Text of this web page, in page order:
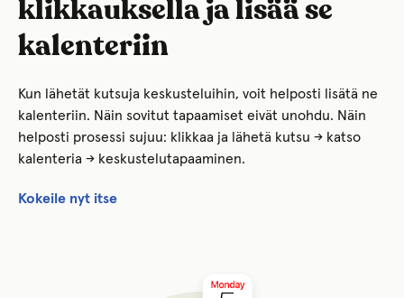
klikkauksella ja lisää se
kalenteriin
Kun lähetät kutsuja keskusteluihin, voit helposti lisätä ne
kalenteriin. Näin sovitut tapaamiset eivät unohdu. Näin
helposti prosessi sujuu: klikkaa ja lähetä kutsu → katso
kalenteria → keskustelutapaaminen.
Kokeile nyt itse